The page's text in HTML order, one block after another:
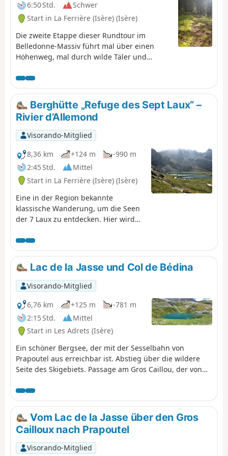
dann wieder hinunter zum
Ausgangspunkt. Wir haben diese
Übernachtung am See gemacht, aber
für Schnellere ist sie auch an einem Tag
zu schaffen. Eine schöne,
zwischen Wäldern, Almwiesen, freien
Bergkämmen und wilden Gewässern.
6:50 Std.
Schwer
Start in La Ferrière (Isère) (Isère)
Die zweite Etappe dieser Rundtour im
Belledonne-Massiv führt mal über einen
Höhenweg, mal durch wilde Täler und
umrunden. ⚠️15.06.2026: Ein Hinweis weist
auf einen Erdrutsch am Cul de la Vieille
zwischen den Wegmarkierungen 2 und 3
hin, sodass diese Route nicht begehbar ist.
Man muss über den GR®738 umgehen. Bitte
teilen Sie uns in den Nachrichten mit, wenn
Sie Informationen zur Aufhebung dieses
Hinweises haben.
Berghütte „Refuge des Sept Laux“ –
Rivier d’Allemond
Visorando-Mitglied
8,36 km
+124 m
-990 m
2:45 Std.
Mittel
Start in La Ferrière (Isère) (Isère)
Eine in der Region bekannte
klassische Wanderung, um die Seen
der 7 Laux zu entdecken. Hier wird
genutzt, um diese Überquerung zu
beenden, da es nicht möglich ist,
problemlos zur Refuge de l’Oule
weiterzugehen.
Lac de la Jasse und Col de Bédina
Visorando-Mitglied
6,76 km
+125 m
-781 m
2:15 Std.
Mittel
Start in Les Adrets (Isère)
Ein schöner Bergsee, der mit der Sesselbahn von
Prapoutel aus erreichbar ist. Abstieg über die wildere
Seite des Skigebiets. Passage am Gros Caillou, der von
Vom Lac de la Jasse über den Gros
Cailloux nach Prapoutel
Visorando-Mitglied